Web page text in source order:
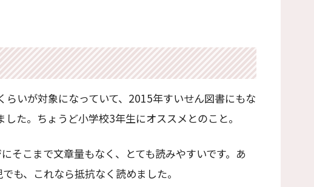
らいが対象になっていて、2015年すいせん図書にもな
た。ちょうど小学校3年生にオススメとのこと。
そこまで文章量もなく、とても読みやすいです。あ
も、これなら抵抗なく読めました。